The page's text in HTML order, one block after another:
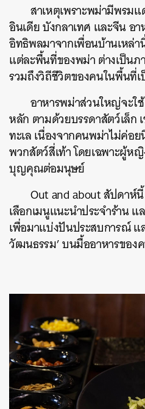
สาเหตุเพราะพม่ามีพรม
อินเดีย บังกลาเทศ และจีน อ
อิทธิพลมาจากเพื่อนบ้านเหล่
แต่ละพื้นที่ของพม่า ต่างเป็น
รวมถึงวิถีชีวิตของคนในพื้นที่
อาหารพม่าส่วนใหญ่จะใ
หลัก ตามด้วยบรรดาสัตว์เล็ก
ทะเล เนื่องจากคนพม่าไม่ค่อ
พวกสัตว์สี่เท้า โดยเฉพาะผู้ห
บุญคุณต่อมนุษย์
Out and about สัปดาห์
เลือกเมนูแนะนำประจำร้าน
เพื่อมาแบ่งปันประสบการณ์ แ
วัฒนธรรม’ บนมื้ออาหารของ